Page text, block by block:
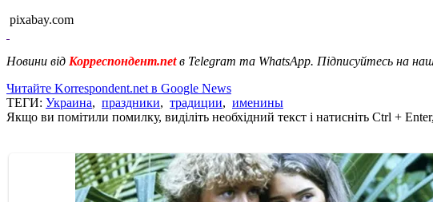
pixabay.com
Новини від Корреспондент.netв Telegram та WhatsApp. Підписуйтесь на
Читайте Korrespondent.net в Google News
ТЕГИ: Украина, праздники, традиции, именины
Якщо ви помітили помилку, виділіть необхідний текст і натисніть Ctrl +